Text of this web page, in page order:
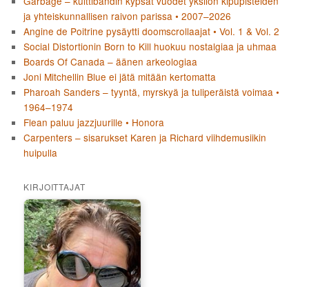
ja yhteiskunnallisen raivon parissa • 2007–2026
Angine de Poitrine pysäytti doomscrollaajat • Vol. 1 & Vol. 2
Social Distortionin Born to Kill huokuu nostalgiaa ja uhmaa
Boards Of Canada – äänen arkeologiaa
Joni Mitchellin Blue ei jätä mitään kertomatta
Pharoah Sanders – tyyntä, myrskyä ja tuliperäistä voimaa •
1964–1974
Flean paluu jazzjuurille • Honora
Carpenters – sisarukset Karen ja Richard viihdemusiikin
huipulla
KIRJOITTAJAT